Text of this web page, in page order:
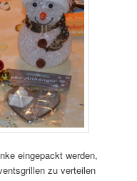
eingepackt werden,
zu verteilen